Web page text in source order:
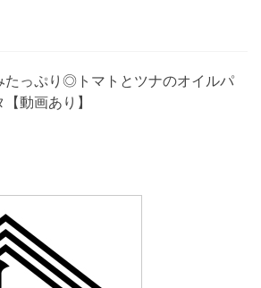
たっぷり◎トマトとツナのオイルパ
動画あり】